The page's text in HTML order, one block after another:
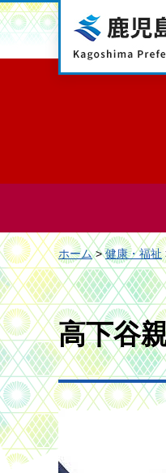
鹿児島県
ホーム>健康・福祉
高下谷